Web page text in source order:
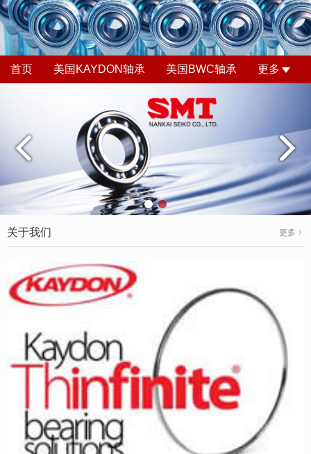
首页 美国KAYDON轴承 美国BWC轴承 更多
关于我们 更多